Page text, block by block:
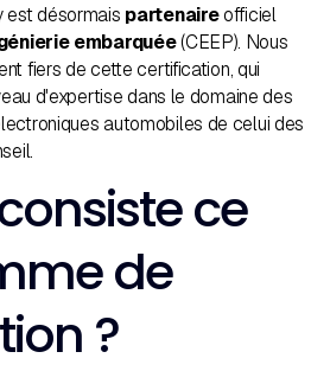
est désormais partenaireofficiel
embarquée(CEEP). Nous
fiers de cette certification, qui
d'expertise dans le domaine des
automobiles de celui des
ce
de
?